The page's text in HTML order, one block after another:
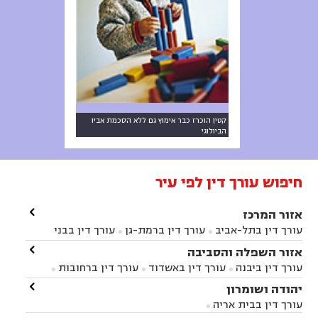
קטין הוכרז כבר אימוץ גם ללא הסכמת אביו
הביולוגי
חיפוש עורך דין לפי עיר
אזור המרכז
עורך דין בתל-אביב  עורך דין ברמת-גן 
עורך דין בבני
ברק עורך דין בפתח תקווה עורך דין בראשון לציון
עורך דין ברחובות עורך דין בנס ציונה
במודיעין
עורך דין בהרצליה עורך דין בחולון
עורך
דין בקרית אונו
אונו
עורך דין בבת ים

אזור השפלה והסביבה
עורך דין ביבנה  עורך דין באשדוד  עורך דין ברחובות 
עורך דין בראשון לציון עורך דין במודיעין
עורך דין
בבאר יעקב
עורך דין בגדרה

יהודה ושומרון
עורך דין בבית אריה 
